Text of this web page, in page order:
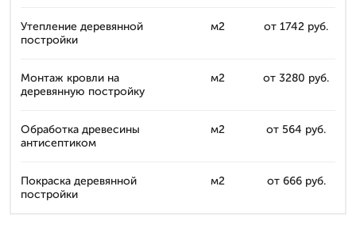
Утепление деревянной
постройки
м2 от 1742 руб.
Монтаж кровли на
деревянную постройку
м2 от 3280 руб.
Обработка древесины
антисептиком
м2 от 564 руб.
Покраска деревянной
постройки
м2 от 666 руб.